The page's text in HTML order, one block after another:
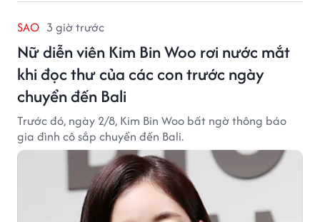
SAO 3 giờ trước
Nữ diễn viên Kim Bin Woo rơi nước mắt
khi đọc thư của các con trước ngày
chuyển đến Bali
Trước đó, ngày 2/8, Kim Bin Woo bất ngờ thông báo
gia đình cô sắp chuyển đến Bali.